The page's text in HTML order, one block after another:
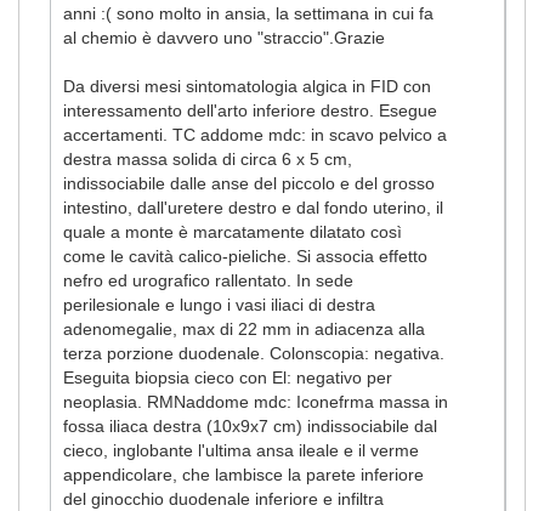
anni :( sono molto in ansia, la settimana in cui fa
al chemio è davvero uno "straccio".Grazie
Da diversi mesi sintomatologia algica in FID con
interessamento dell'arto inferiore destro. Esegue
accertamenti. TC addome mdc: in scavo pelvico a
destra massa solida di circa 6 x 5 cm,
indissociabile dalle anse del piccolo e del grosso
intestino, dall'uretere destro e dal fondo uterino, il
quale a monte è marcatamente dilatato così
come le cavità calico-pieliche. Si associa effetto
nefro ed urografico rallentato. In sede
perilesionale e lungo i vasi iliaci di destra
adenomegalie, max di 22 mm in adiacenza alla
terza porzione duodenale. Colonscopia: negativa.
Eseguita biopsia cieco con El: negativo per
neoplasia. RMNaddome mdc: Iconefrma massa in
fossa iliaca destra (10x9x7 cm) indissociabile dal
cieco, inglobante l'ultima ansa ileale e il verme
appendicolare, che lambisce la parete inferiore
del ginocchio duodenale inferiore e infiltra